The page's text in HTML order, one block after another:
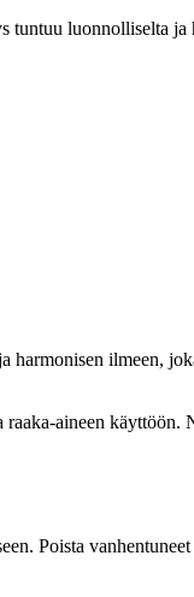
tuntuu luonnolliselta ja
ilmeen,
aineen
Poista